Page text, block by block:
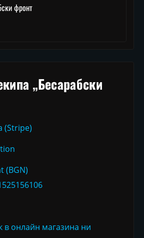
фронт
„Бесарабски
(Stripe)
(BGN)
в онлайн магазина ни